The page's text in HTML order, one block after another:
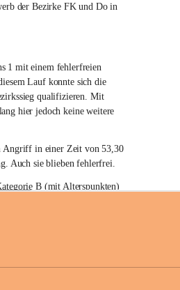
der Bezirke FK und Do in
1 mit einem fehlerfreien
Lauf konnte sich die
qualifizieren. Mit
hier jedoch keine weitere
Angriff in einer Zeit von 53,30
Auch sie blieben fehlerfrei.
B (mit Alterspunkten)